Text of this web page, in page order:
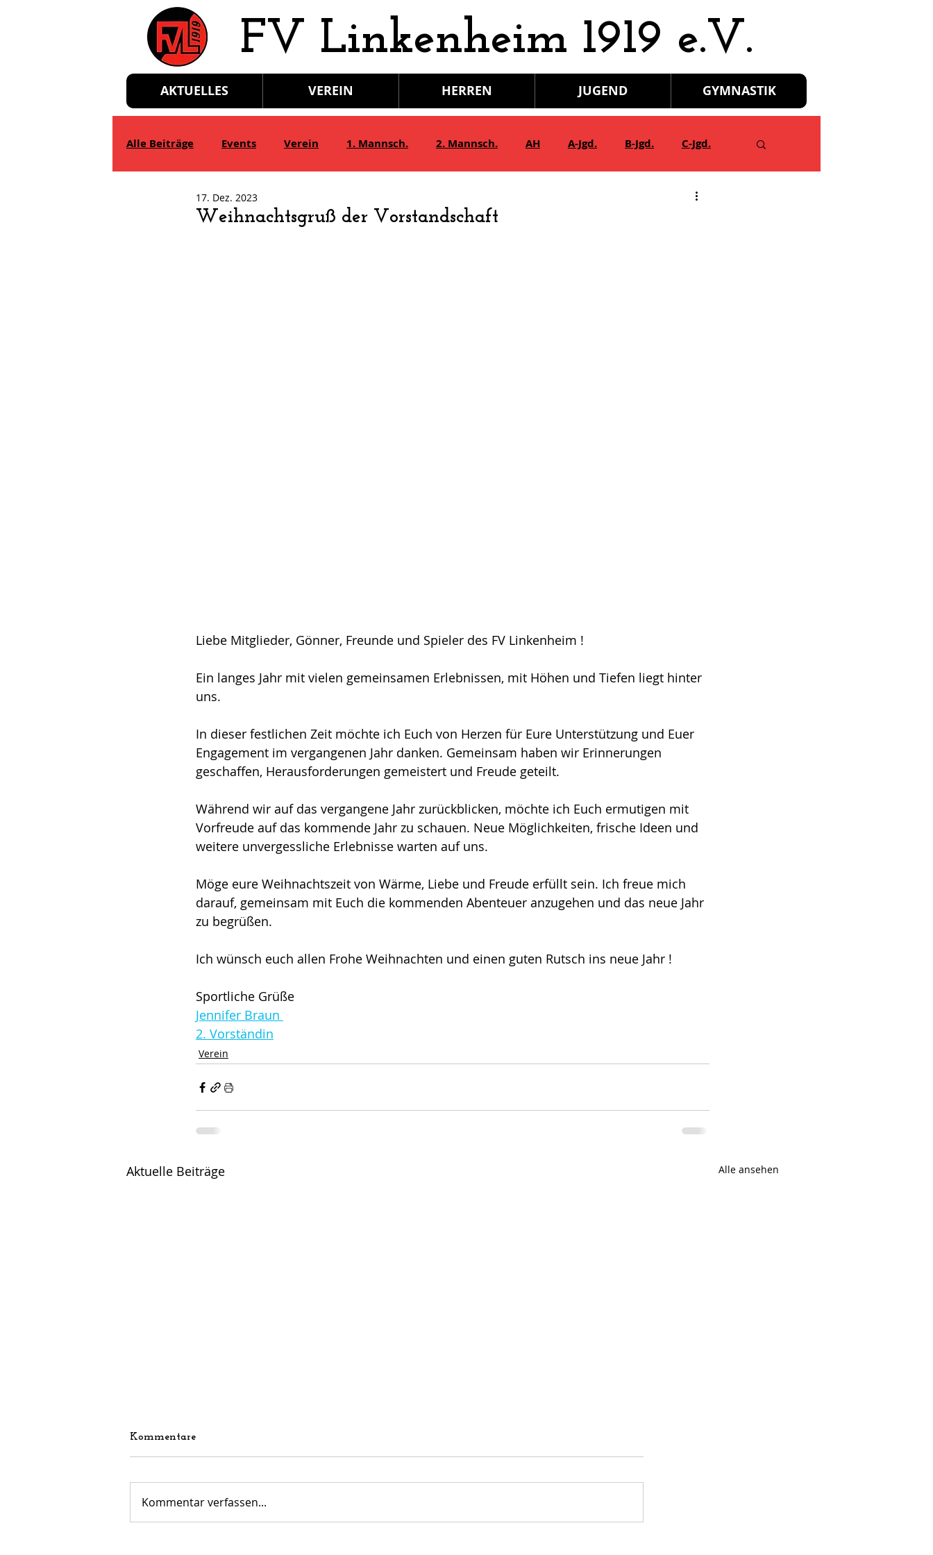
​FV Linkenheim 1919 e.V.
AKTUELLES VEREIN HERREN JUGEND GYMNASTIK
Alle Beiträge Events Verein 1. Mannsch. 2. Mannsch. AH A-Jgd. B-Jgd. C-Jgd.
E-Jgd.
Weihnachtsgruß der Vorstandschaft
17. Dez. 2023
Liebe Mitglieder, Gönner, Freunde und Spieler des FV Linkenheim !
Ein langes Jahr mit vielen gemeinsamen Erlebnissen, mit Höhen und Tiefen liegt hinter
uns.
In dieser festlichen Zeit möchte ich Euch von Herzen für Eure Unterstützung und Euer
Engagement im vergangenen Jahr danken. Gemeinsam haben wir Erinnerungen
geschaffen, Herausforderungen gemeistert und Freude geteilt.
Während wir auf das vergangene Jahr zurückblicken, möchte ich Euch ermutigen mit
Vorfreude auf das kommende Jahr zu schauen. Neue Möglichkeiten, frische Ideen und
weitere unvergessliche Erlebnisse warten auf uns.
Möge eure Weihnachtszeit von Wärme, Liebe und Freude erfüllt sein. Ich freue mich
darauf, gemeinsam mit Euch die kommenden Abenteuer anzugehen und das neue Jahr
zu begrüßen.
Ich wünsch euch allen Frohe Weihnachten und einen guten Rutsch ins neue Jahr !
Sportliche Grüße
Jennifer Braun
2. Vorständin
Verein
Aktuelle Beiträge Alle ansehen
Kommentare
Kommentar verfassen...